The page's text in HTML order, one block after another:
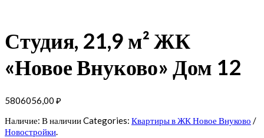
Студия, 21,9 м² ЖК
«Новое Внуково» Дом 12
5806056,00 ₽
Наличие: В наличииCategories: Квартиры в ЖК Новое Внуково /
Новостройки.